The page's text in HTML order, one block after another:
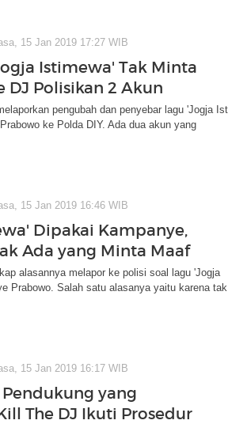
15 Jan 2019 17:27 WIB
Istimewa' Tak Minta
DJ Polisikan 2 Akun
pengubah dan penyebar lagu 'Jogja
ke Polda DIY. Ada dua akun yang
15 Jan 2019 16:46 WIB
Dipakai Kampanye,
Ada yang Minta Maaf
alasannya melapor ke polisi soal lagu 'Jogja
Prabowo. Salah satu alasanya yaitu karena
15 Jan 2019 16:17 WIB
yang
The DJ Ikuti Prosedur